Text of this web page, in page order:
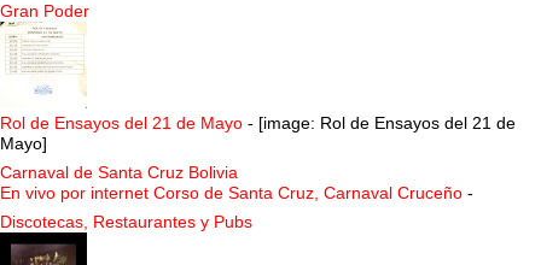
Gran Poder
Rol de Ensayos del 21 de Mayo - [image: Rol de Ensayos del 21 de
Mayo]
Carnaval de Santa Cruz Bolivia
En vivo por internet Corso de Santa Cruz, Carnaval Cruceño -
Discotecas, Restaurantes y Pubs